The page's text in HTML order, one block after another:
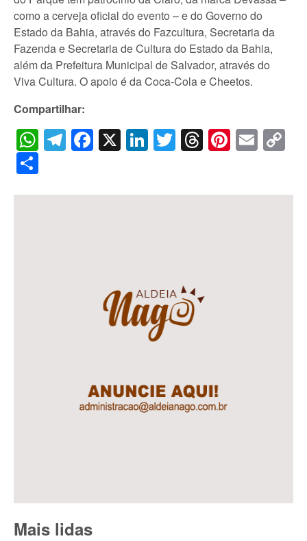
como a cerveja oficial do evento – e do Governo do
Estado da Bahia, através do Fazcultura, Secretaria da
Fazenda e Secretaria de Cultura do Estado da Bahia,
além da Prefeitura Municipal de Salvador, através do
Viva Cultura. O apoio é da Coca-Cola e Cheetos.
Compartilhar:
WhatsApp
Telegram
Facebook
X LinkedIn
Twitter
Threads
Mais lidas